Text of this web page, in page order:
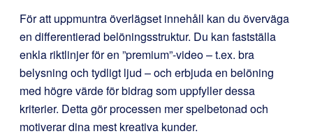
För att uppmuntra överlägset innehåll kan du överväga
en differentierad belöningsstruktur. Du kan fastställa
enkla riktlinjer för en ”premium”-video – t.ex. bra
belysning och tydligt ljud – och erbjuda en belöning
med högre värde för bidrag som uppfyller dessa
kriterier. Detta gör processen mer spelbetonad och
motiverar dina mest kreativa kunder.